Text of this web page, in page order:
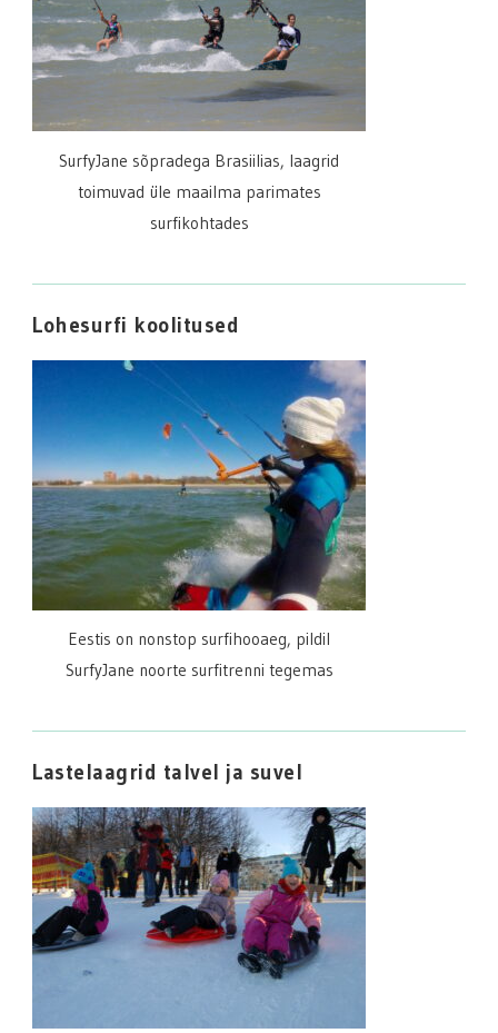
SurfyJane sõpradega Brasiilias, laagrid
toimuvad üle maailma parimates
surfikohtades
Lohesurfi koolitused
Eestis on nonstop surfihooaeg, pildil
SurfyJane noorte surfitrenni tegemas
Lastelaagrid talvel ja suvel